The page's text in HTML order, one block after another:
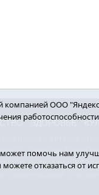
ЗДОРОВЬЕ
- Королюк Елена
2017 г., выданное
ООО
помочь нам
отказаться от